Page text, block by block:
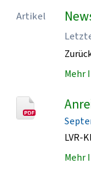
Artikel
Mehr
LVR-
Mehr